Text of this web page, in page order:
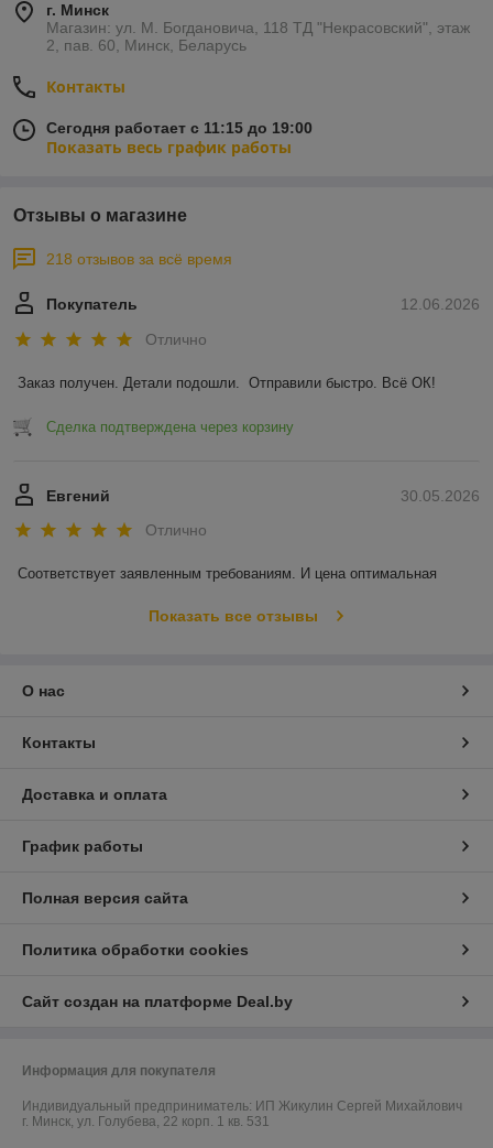
г. Минск
Магазин: ул. М. Богдановича, 118 ТД "Некрасовский", этаж
2, пав. 60, Минск, Беларусь
Контакты
Сегодня работает с 11:15 до 19:00
Показать весь график работы
Отзывы о магазине
218 отзывов за всё время
12.06.2026
Покупатель
Отлично
Заказ получен. Детали подошли.  Отправили быстро. Всё ОК!
Сделка подтверждена через корзину
30.05.2026
Евгений
Отлично
Соответствует заявленным требованиям. И цена оптимальная
Показать все отзывы
О нас
Контакты
Доставка и оплата
График работы
Полная версия сайта
Политика обработки cookies
Сайт создан на платформе Deal.by
Информация для покупателя
Индивидуальный предприниматель: ИП Жикулин Сергей Михайлович
г. Минск, ул. Голубева, 22 корп. 1 кв. 531